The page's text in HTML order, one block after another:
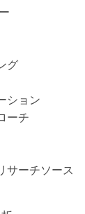
グ
ション
ーチ
サーチソース